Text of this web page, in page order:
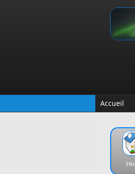
Accueil